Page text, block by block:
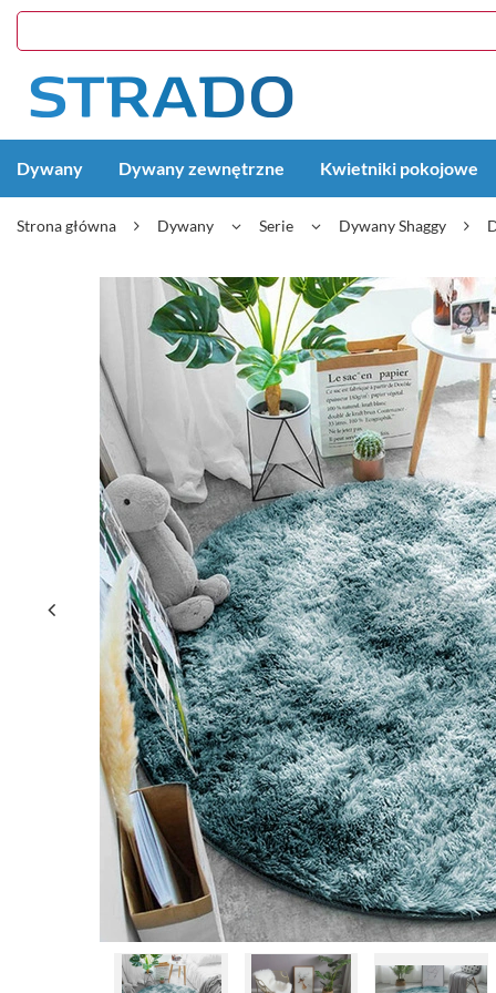
Dywany Dywany zewnętrzne Kwietniki pokojowe
Strona główna Dywany Serie Dywany Shaggy